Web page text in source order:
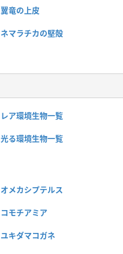
翼竜の上皮
ネマラチカの堅殻
レア環境生物一覧
光る環境生物一覧
オメカシプテルス
コモチアミア
ユキダマコガネ